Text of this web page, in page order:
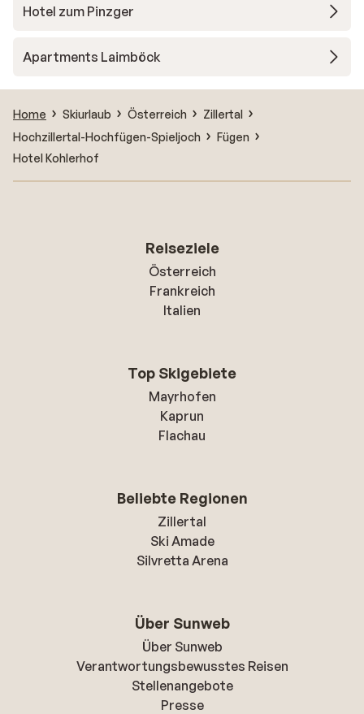
Hotel zum Pinzger
Apartments Laimböck
Home Skiurlaub Österreich
Zillertal
Hochzillertal-Hochfügen-Spieljoch
Fügen
Hotel Kohlerhof
Reiseziele
Österreich
Frankreich
Italien
Top Skigebiete
Mayrhofen
Kaprun
Flachau
Beliebte Regionen
Zillertal
Ski Amade
Silvretta Arena
Über Sunweb
Über Sunweb
Verantwortungsbewusstes Reisen
Stellenangebote
Presse